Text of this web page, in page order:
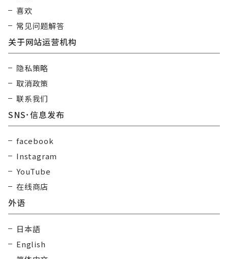
喜欢
常见问题解答
关于网站运营机构
隐私策略
取消政策
联系我们
SNS･信息发布
facebook
Instagram
YouTube
在线商店
外语
日本語
English